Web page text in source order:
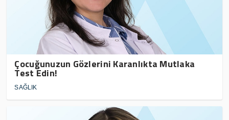
Çocuğunuzun Gözlerini Karanlıkta Mutlaka
Test Edin!
SAĞLIK